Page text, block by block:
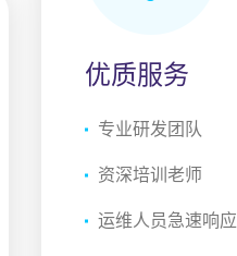
优质服务
专业研发团队
资深培训老师
运维人员急速响应